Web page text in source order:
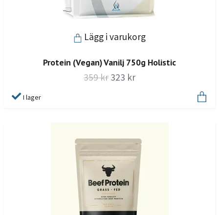
Lägg i varukorg
Protein (Vegan) Vanilj 750g Holistic
359 kr 323 kr
I lager